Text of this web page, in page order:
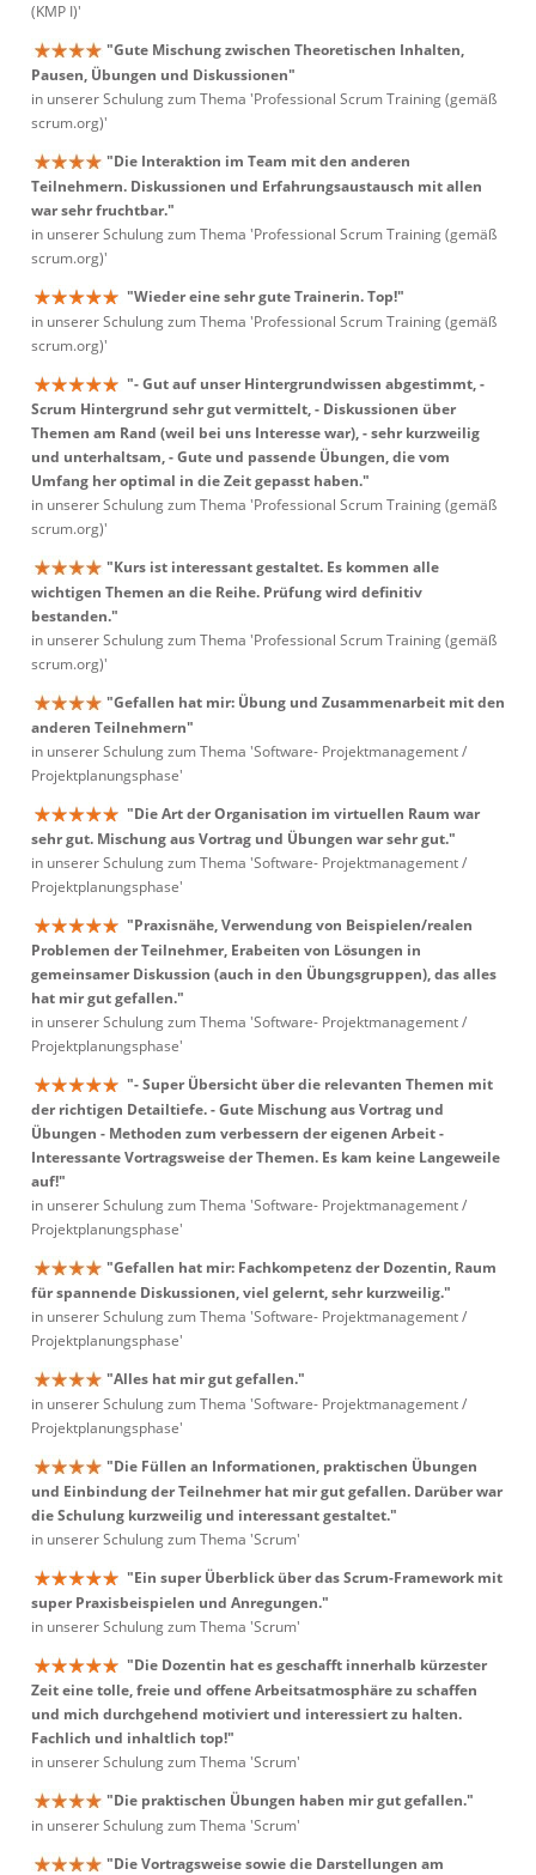
(KMP I)'
"Gute Mischung zwischen Theoretischen Inhalten,
Pausen, Übungen und Diskussionen"
in unserer Schulung zum Thema 'Professional Scrum Training (gemäß
scrum.org)'
"Die Interaktion im Team mit den anderen
Teilnehmern. Diskussionen und Erfahrungsaustausch mit allen
war sehr fruchtbar."
in unserer Schulung zum Thema 'Professional Scrum Training (gemäß
scrum.org)'
"Wieder eine sehr gute Trainerin. Top!"
in unserer Schulung zum Thema 'Professional Scrum Training (gemäß
scrum.org)'
"- Gut auf unser Hintergrundwissen abgestimmt, -
Scrum Hintergrund sehr gut vermittelt, - Diskussionen über
Themen am Rand (weil bei uns Interesse war), - sehr kurzweilig
und unterhaltsam, - Gute und passende Übungen, die vom
Umfang her optimal in die Zeit gepasst haben."
in unserer Schulung zum Thema 'Professional Scrum Training (gemäß
scrum.org)'
"Kurs ist interessant gestaltet. Es kommen alle
wichtigen Themen an die Reihe. Prüfung wird definitiv
bestanden."
in unserer Schulung zum Thema 'Professional Scrum Training (gemäß
scrum.org)'
"Gefallen hat mir: Übung und Zusammenarbeit mit den
anderen Teilnehmern"
in unserer Schulung zum Thema 'Software- Projektmanagement /
Projektplanungsphase'
"Die Art der Organisation im virtuellen Raum war
sehr gut. Mischung aus Vortrag und Übungen war sehr gut."
in unserer Schulung zum Thema 'Software- Projektmanagement /
Projektplanungsphase'
"Praxisnähe, Verwendung von Beispielen/realen
Problemen der Teilnehmer, Erabeiten von Lösungen in
gemeinsamer Diskussion (auch in den Übungsgruppen), das alles
hat mir gut gefallen."
in unserer Schulung zum Thema 'Software- Projektmanagement /
Projektplanungsphase'
"- Super Übersicht über die relevanten Themen mit
der richtigen Detailtiefe. - Gute Mischung aus Vortrag und
Übungen - Methoden zum verbessern der eigenen Arbeit -
Interessante Vortragsweise der Themen. Es kam keine Langeweile
auf!"
in unserer Schulung zum Thema 'Software- Projektmanagement /
Projektplanungsphase'
"Gefallen hat mir: Fachkompetenz der Dozentin, Raum
für spannende Diskussionen, viel gelernt, sehr kurzweilig."
in unserer Schulung zum Thema 'Software- Projektmanagement /
Projektplanungsphase'
"Alles hat mir gut gefallen."
in unserer Schulung zum Thema 'Software- Projektmanagement /
Projektplanungsphase'
"Die Füllen an Informationen, praktischen Übungen
und Einbindung der Teilnehmer hat mir gut gefallen. Darüber war
die Schulung kurzweilig und interessant gestaltet."
in unserer Schulung zum Thema 'Scrum'
"Ein super Überblick über das Scrum-Framework mit
super Praxisbeispielen und Anregungen."
in unserer Schulung zum Thema 'Scrum'
"Die Dozentin hat es geschafft innerhalb kürzester
Zeit eine tolle, freie und offene Arbeitsatmosphäre zu schaffen
und mich durchgehend motiviert und interessiert zu halten.
Fachlich und inhaltlich top!"
in unserer Schulung zum Thema 'Scrum'
"Die praktischen Übungen haben mir gut gefallen."
in unserer Schulung zum Thema 'Scrum'
"Die Vortragsweise sowie die Darstellungen am